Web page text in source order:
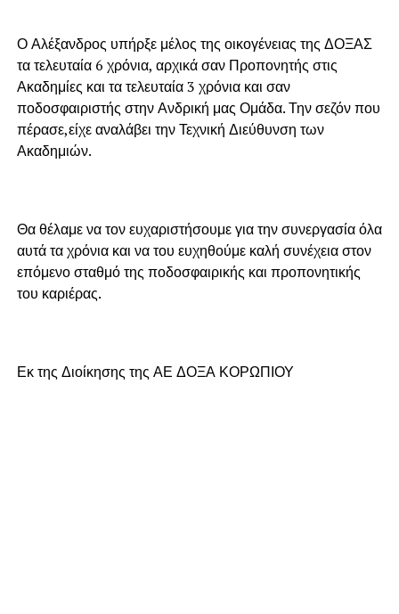
Ο Αλέξανδρος υπήρξε μέλος της οικογένειας της ΔΟΞΑΣ
τα τελευταία 6 χρόνια, αρχικά σαν Προπονητής στις
Ακαδημίες και τα τελευταία 3 χρόνια και σαν
ποδοσφαιριστής στην Ανδρική μας Ομάδα. Την σεζόν που
πέρασε,είχε αναλάβει την Τεχνική Διεύθυνση των
Ακαδημιών.
Θα θέλαμε να τον ευχαριστήσουμε για την συνεργασία όλα
αυτά τα χρόνια και να του ευχηθούμε καλή συνέχεια στον
επόμενο σταθμό της ποδοσφαιρικής και προπονητικής
του καριέρας.
Εκ της Διοίκησης της ΑΕ ΔΟΞΑ ΚΟΡΩΠΙΟΥ